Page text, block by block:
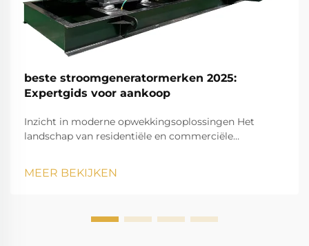
beste stroomgeneratormerken 2025:
Expertgids voor aankoop
Inzicht in moderne opwekkingsoplossingen Het
landschap van residentiële en commerciële
afhankelijkheid van elektrische apparaten groeit, is
MEER BEKIJKEN